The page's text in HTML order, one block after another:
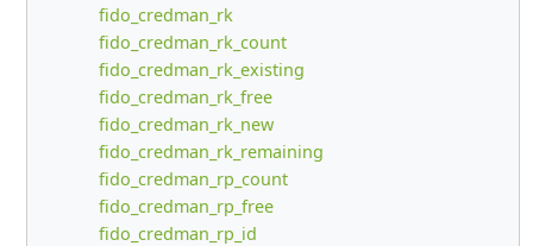
fido_credman_rk
fido_credman_rk_count
fido_credman_rk_existing
fido_credman_rk_free
fido_credman_rk_new
fido_credman_rk_remaining
fido_credman_rp_count
fido_credman_rp_free
fido_credman_rp_id